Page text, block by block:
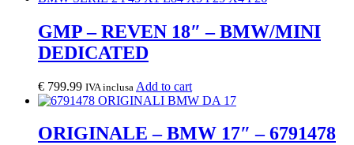
GMP – REVEN 18″ – BMW/MINI
DEDICATED
€ 799.99 IVA inclusa Add to cart
ORIGINALE – BMW 17″ – 6791478